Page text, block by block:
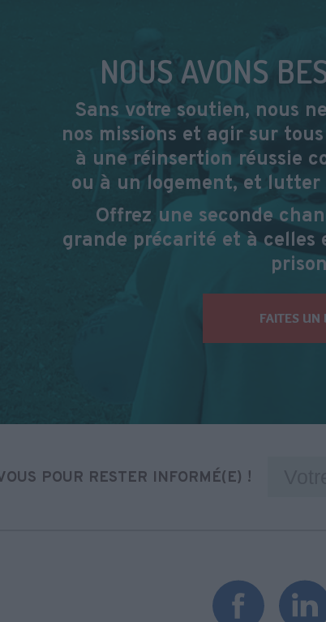
NOUS AVONS
Sans votre soutien, nous
nos missions et agir sur
à une réinsertion réussie
ou à un logement, et
Offrez une seconde
grande précarité et à
FAITES UN
POUR RESTER INFORMÉ(E) !